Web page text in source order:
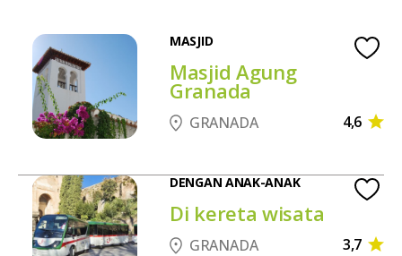
MASJID
Masjid Agung
Granada
GRANADA 4,6
DENGAN ANAK-ANAK
Di kereta wisata
GRANADA 3,7